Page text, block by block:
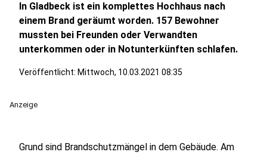
In Gladbeck ist ein komplettes Hochhaus nach
einem Brand geräumt worden. 157 Bewohner
mussten bei Freunden oder Verwandten
unterkommen oder in Notunterkünften schlafen.
Veröffentlicht: Mittwoch, 10.03.2021 08:35
Anzeige
Grund sind Brandschutzmängel in dem Gebäude. Am